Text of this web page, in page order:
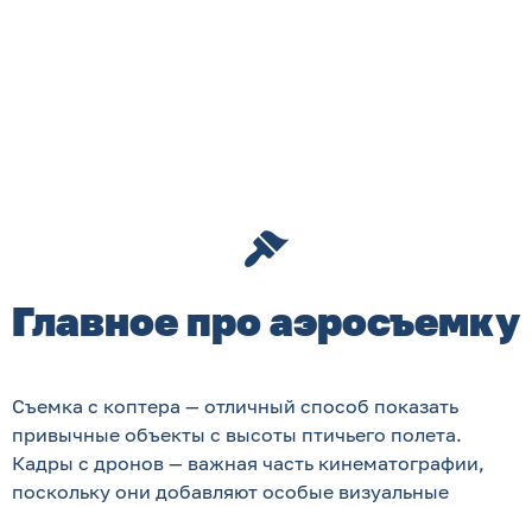
Главное про аэросъемку
Съемка с коптера — отличный способ показать
привычные объекты с высоты птичьего полета.
Кадры с дронов — важная часть кинематографии,
поскольку они добавляют особые визуальные